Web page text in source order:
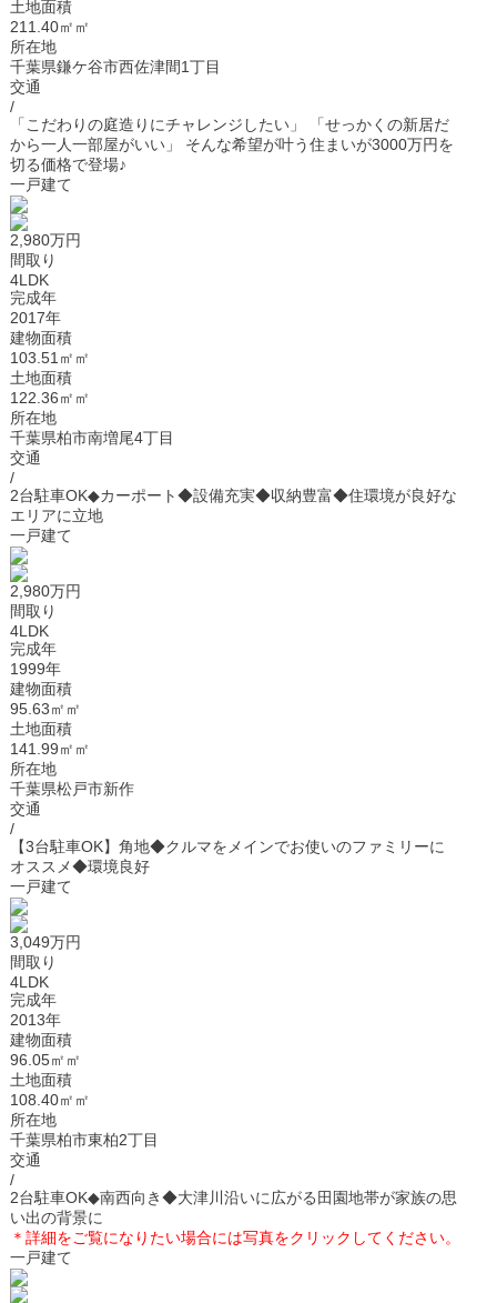
土地面積
211.40㎡㎡
所在地
千葉県鎌ケ谷市西佐津間1丁目
交通
/
「こだわりの庭造りにチャレンジしたい」 「せっかくの新居だ
から一人一部屋がいい」 そんな希望が叶う住まいが3000万円を
切る価格で登場♪
一戸建て
2,980万円
間取り
4LDK
完成年
2017年
建物面積
103.51㎡㎡
土地面積
122.36㎡㎡
所在地
千葉県柏市南増尾4丁目
交通
/
2台駐車OK◆カーポート◆設備充実◆収納豊富◆住環境が良好な
エリアに立地
一戸建て
2,980万円
間取り
4LDK
完成年
1999年
建物面積
95.63㎡㎡
土地面積
141.99㎡㎡
所在地
千葉県松戸市新作
交通
/
【3台駐車OK】角地◆クルマをメインでお使いのファミリーに
オススメ◆環境良好
一戸建て
3,049万円
間取り
4LDK
完成年
2013年
建物面積
96.05㎡㎡
土地面積
108.40㎡㎡
所在地
千葉県柏市東柏2丁目
交通
/
2台駐車OK◆南西向き◆大津川沿いに広がる田園地帯が家族の思
い出の背景に
＊ 詳細をご覧になりたい場合には写真をクリックしてください。
一戸建て